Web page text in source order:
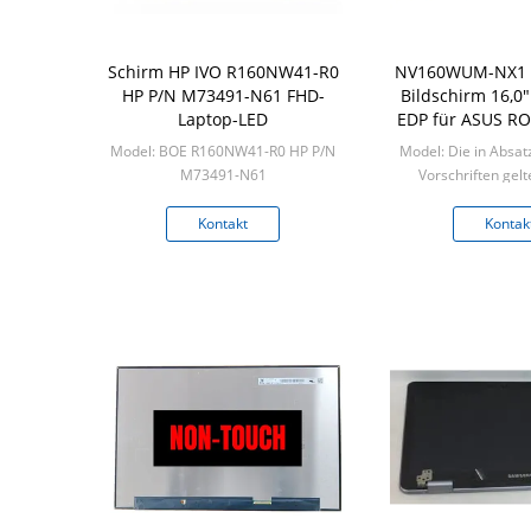
Schirm HP IVO R160NW41-R0
HP P/N M73491-N61 FHD-
Laptop-LED
Model: BOE R160NW41-R0 HP P/N
M73491-N61
Kontakt
NV160WUM-
Bildschirm
EDP für ASUS
M16
Model: Die in
Vorschriften
Min: 50 Stück